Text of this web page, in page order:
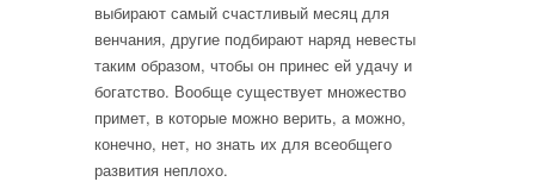
выбирают самый счастливый месяц для
венчания, другие подбирают наряд невесты
таким образом, чтобы он принес ей удачу и
богатство. Вообще существует множество
примет, в которые можно верить, а можно,
конечно, нет, но знать их для всеобщего
развития неплохо.